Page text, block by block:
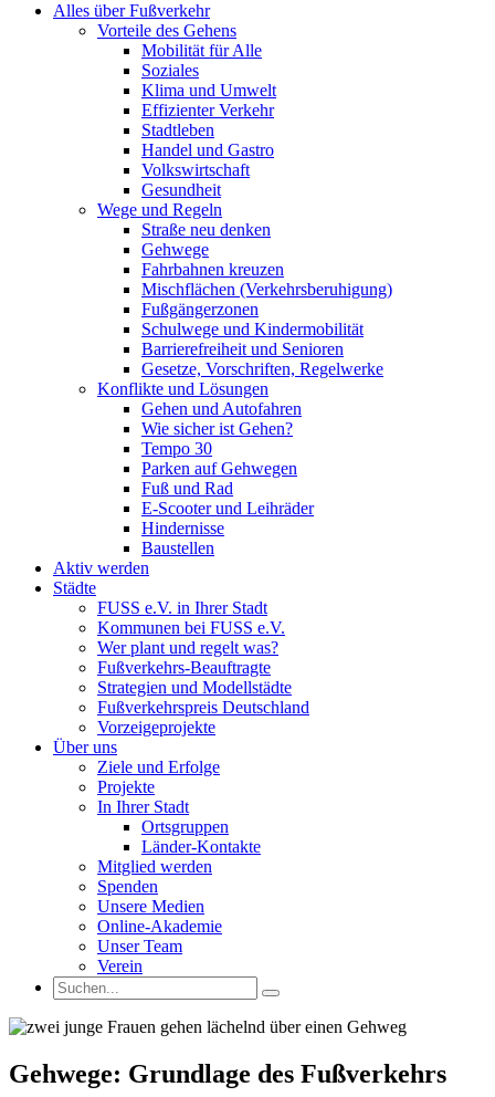
Alles über Fußverkehr
Vorteile des Gehens
Mobilität für Alle
Soziales
Klima und Umwelt
Effizienter Verkehr
Stadtleben
Handel und Gastro
Volkswirtschaft
Gesundheit
Wege und Regeln
Straße neu denken
Gehwege
Fahrbahnen kreuzen
Mischflächen (Verkehrsberuhigung)
Fußgängerzonen
Schulwege und Kindermobilität
Barrierefreiheit und Senioren
Gesetze, Vorschriften, Regelwerke
Konflikte und Lösungen
Gehen und Autofahren
Wie sicher ist Gehen?
Tempo 30
Parken auf Gehwegen
Fuß und Rad
E-Scooter und Leihräder
Hindernisse
Baustellen
Aktiv werden
Städte
FUSS e.V. in Ihrer Stadt
Kommunen bei FUSS e.V.
Wer plant und regelt was?
Fußverkehrs-Beauftragte
Strategien und Modellstädte
Fußverkehrspreis Deutschland
Vorzeigeprojekte
Über uns
Ziele und Erfolge
Projekte
In Ihrer Stadt
Ortsgruppen
Länder-Kontakte
Mitglied werden
Spenden
Unsere Medien
Online-Akademie
Unser Team
Verein
Gehwege: Grundlage des Fußverkehrs